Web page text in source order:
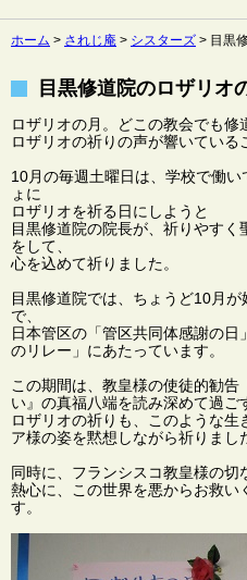
ホーム > されじ庵 > シスターズ > 目黒
目黒修道院のロザリオ
ロザリオの月。どこの教会でも修
ロザリオの祈りの声が響いている
10月の毎週土曜日は、学校で働
ょに
ロザリオを祈る日にしようと
目黒修道院の院長が、祈りやす
をして、
心を込めて祈りました。
目黒修道院では、ちょうど10月
で、
日本管区の「管区共同体感謝の日
のリレー」にあたっています。
この期間は、教皇様の使徒的勧告
い』の真福八端を読み深めて過ご
ロザリオの祈りも、このような生
ア様の姿を黙想しながら祈りまし
同時に、フランシスコ教皇様の切
熱心に、この世界を悪からお救い
す。